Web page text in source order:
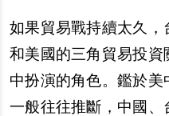
如果貿易戰持續太久，
和美國的三角貿易投
中扮演的角色。鑑於美
一般往往推斷，中國